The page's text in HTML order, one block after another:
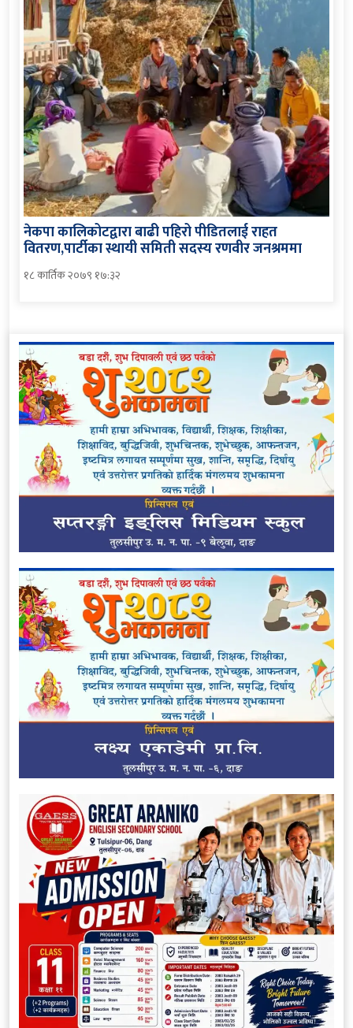
नेकपा कालिकोटद्वारा बाढी पहिरो पीडितलाई राहत
वितरण,पार्टीका स्थायी समिती सदस्य रणवीर जनश्रममा
१८ कार्तिक २०७९ १७:३२